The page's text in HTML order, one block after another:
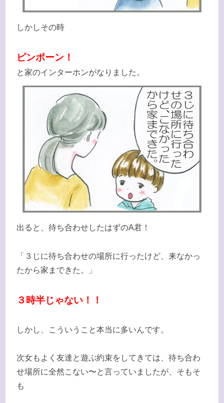
しかしその時
ピンポーン！
と家のインターホンがなりました。
出ると、待ち合わせしたはずのA君！
「３じに待ち合わせの場所に行ったけど、来なかっ
たから家まできた。」
３時半じゃない！！
しかし、こういうこと本当に多いんです。
次女もよく友達と遊ぶ約束をしてきては、待ち合わ
せ場所に全然こない〜と言っていましたが、そもそ
も